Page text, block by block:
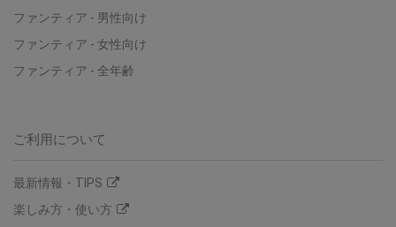
ファンティア - 男性向け
ファンティア - 女性向け
ファンティア - 全年齢
ご利用について
最新情報・TIPS
楽しみ方・使い方